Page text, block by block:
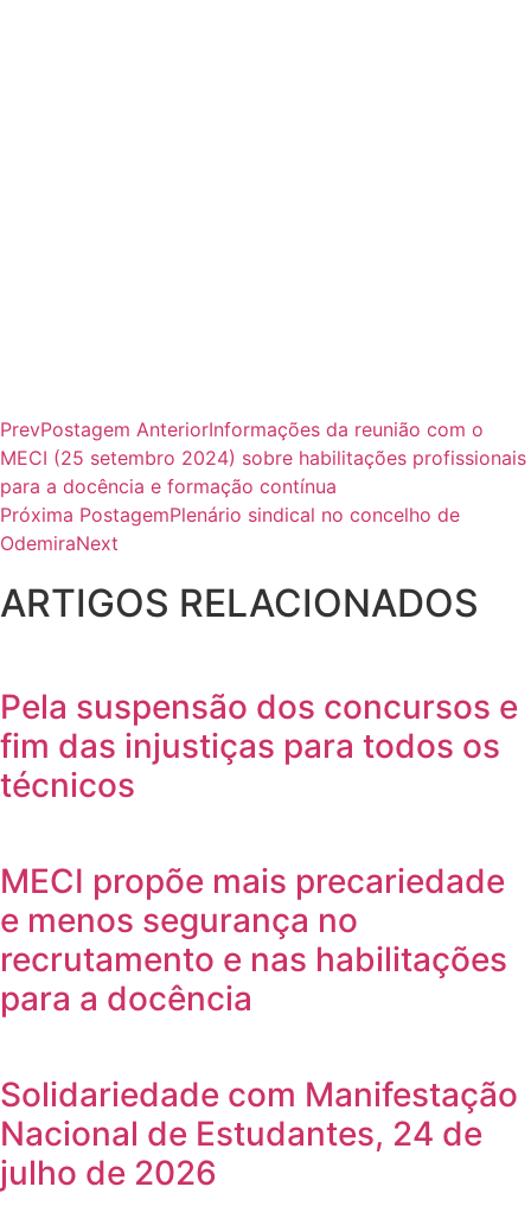
PrevPostagem AnteriorInformações da reunião com o
MECI (25 setembro 2024) sobre habilitações profissionais
para a docência e formação contínua
Próxima PostagemPlenário sindical no concelho de
OdemiraNext
ARTIGOS RELACIONADOS
Pela suspensão dos concursos e
fim das injustiças para todos os
técnicos
MECI propõe mais precariedade
e menos segurança no
recrutamento e nas habilitações
para a docência
Solidariedade com Manifestação
Nacional de Estudantes, 24 de
julho de 2026